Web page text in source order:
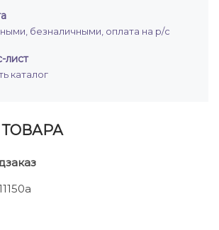
безналичными, оплата на р/с
лист
каталог